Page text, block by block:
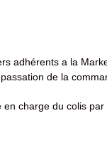
adhérents a la
de la
charge du colis